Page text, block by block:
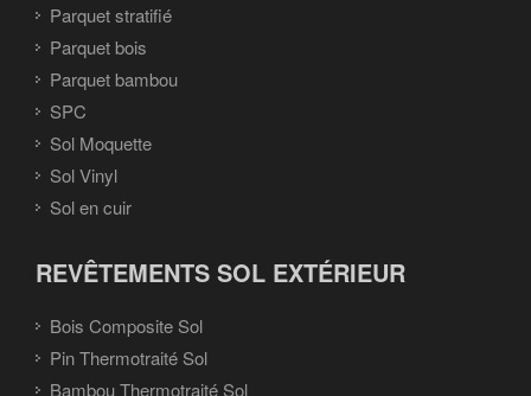
Parquet stratifié
Parquet bois
Parquet bambou
SPC
Sol Moquette
Sol Vinyl
Sol en cuir
REVÊTEMENTS SOL EXTÉRIEUR
Bois Composite Sol
Pin Thermotraité Sol
Bambou Thermotraité Sol